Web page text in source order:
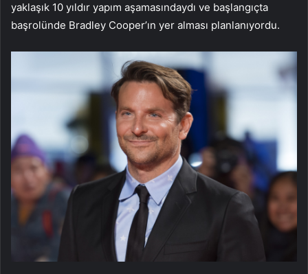
yaklaşık 10 yıldır yapım aşamasındaydı ve başlangıçta
başrolünde Bradley Cooper’ın yer alması planlanıyordu.